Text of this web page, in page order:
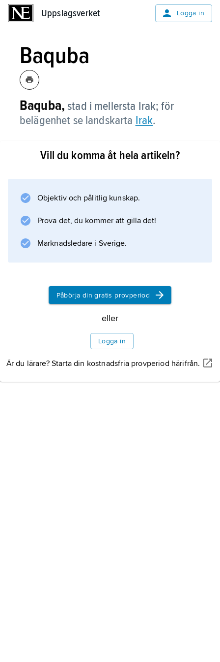
Uppslagsverket Logga in
Baquba
Baquba, stad i mellersta Irak; för
belägenhet se landskarta Irak.
Vill du komma åt hela artikeln?
Objektiv och pålitlig kunskap.
Prova det, du kommer att gilla det!
Marknadsledare i Sverige.
Påbörja din gratis provperiod
eller
Logga in
Är du lärare? Starta din kostnadsfria provperiod härifrån.